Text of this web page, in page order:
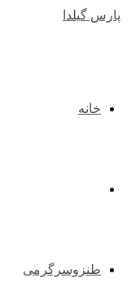
خانه
طنزوسرگرمی